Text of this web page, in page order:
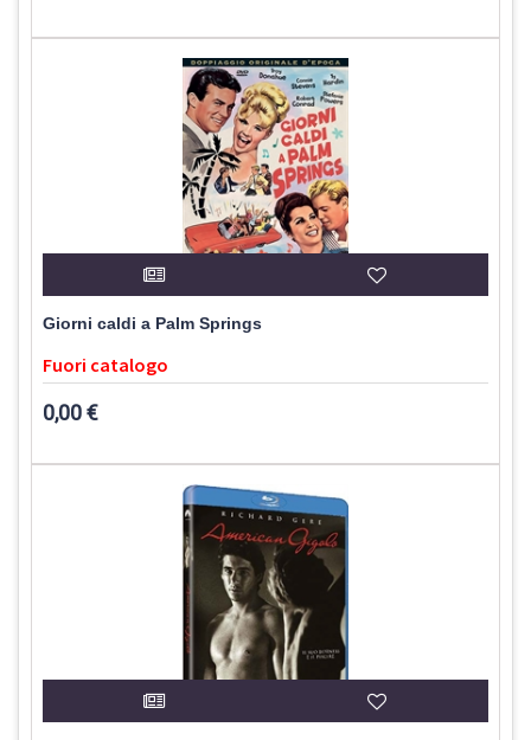
Giorni caldi a Palm Springs
Fuori catalogo
0,00 €